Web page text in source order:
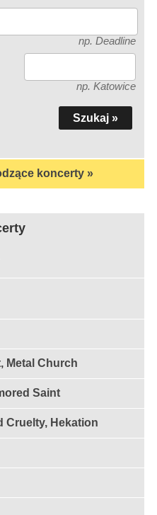
np. Deadline
np. Katowice
koncerty »
Metal Church
Saint
Cruelty, Hekation